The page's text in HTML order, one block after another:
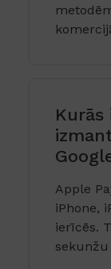
Apple
iPhone,
ierīcēs.